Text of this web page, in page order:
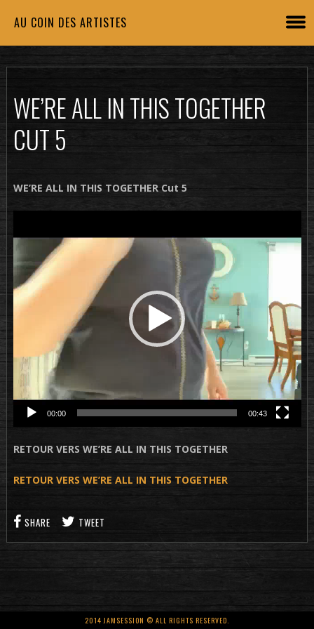
AU COIN DES ARTISTES
WE’RE ALL IN THIS TOGETHER
CUT 5
WE’RE ALL IN THIS TOGETHER Cut 5
vidéo
00:00 00:43
RETOUR VERS WE’RE ALL IN THIS TOGETHER
RETOUR VERS WE’RE ALL IN THIS TOGETHER
SHARE TWEET
2014 JAMSESSION © ALL RIGHTS RESERVED.